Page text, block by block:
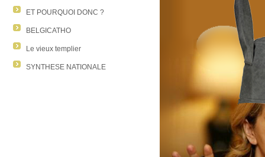
ET POURQUOI DONC ?
BELGICATHO
Le vieux templier
SYNTHESE NATIONALE